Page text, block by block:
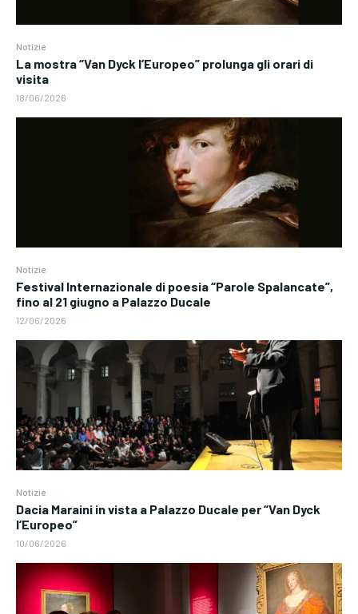
Notizie
La mostra “Van Dyck l’Europeo” prolunga gli orari di
visita
18/06/2026
Notizie
Festival Internazionale di poesia “Parole Spalancate”,
fino al 21 giugno a Palazzo Ducale
12/06/2026
Notizie
Dacia Maraini in vista a Palazzo Ducale per “Van Dyck
l’Europeo”
10/06/2026